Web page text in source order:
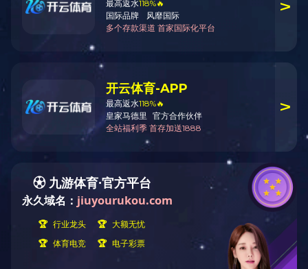
院校友会
校友捐赠